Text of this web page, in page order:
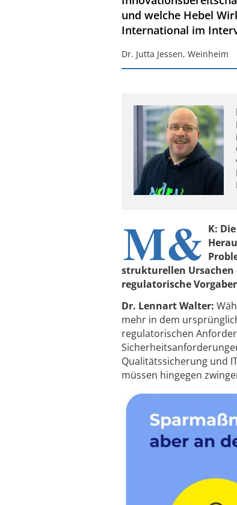
und welche Hebel
International im
Dr. Jutta Jessen, Weinheim
M& K:
strukturellen Ursachen
regulatorische
Dr. Lennart Walter:
mehr in dem
regulatorischen
Qualitätssicherung und
müssen hingegen